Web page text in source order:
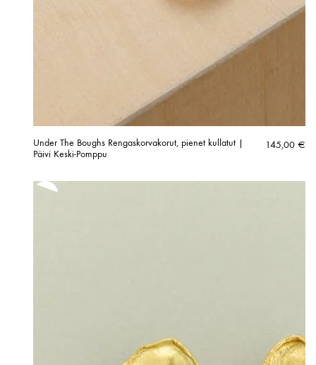
Under The Boughs Rengaskorvakorut, pienet kullatut |
Päivi Keski-Pomppu
145,00 €